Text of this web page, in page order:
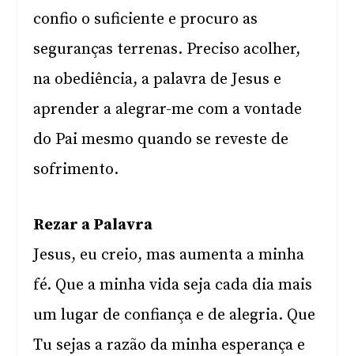
confio o suficiente e procuro as
seguranças terrenas. Preciso acolher,
na obediência, a palavra de Jesus e
aprender a alegrar-me com a vontade
do Pai mesmo quando se reveste de
sofrimento.
Rezar a Palavra
Jesus, eu creio, mas aumenta a minha
fé. Que a minha vida seja cada dia mais
um lugar de confiança e de alegria. Que
Tu sejas a razão da minha esperança e